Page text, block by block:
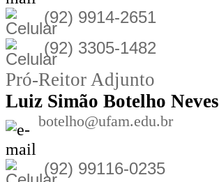
(92) 9914-2651
(92) 3305-1482
Pró-Reitor Adjunto
Luiz Simão Botelho Neves
botelho@ufam.edu.br
(92) 99116-0235